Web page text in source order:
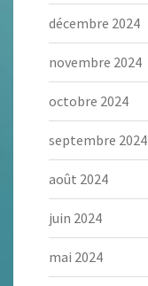
décembre 2024
novembre 2024
octobre 2024
septembre 2024
août 2024
juin 2024
mai 2024